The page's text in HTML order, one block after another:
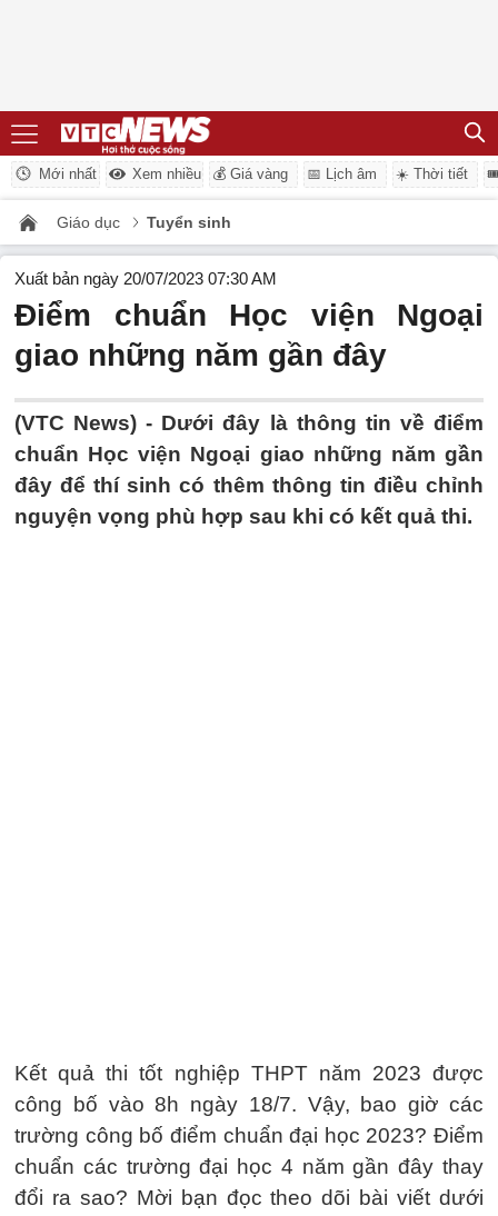
Mới nhất Xem nhiều 💰 Giá vàng 📅 Lịch âm ☀️ Thời tiết
Giáo dục Tuyển sinh
Xuất bản ngày 20/07/2023 07:30 AM
Điểm chuẩn Học viện Ngoại
giao những năm gần đây
(VTC News) - Dưới đây là thông tin về điểm
chuẩn Học viện Ngoại giao những năm gần
đây để thí sinh có thêm thông tin điều chỉnh
nguyện vọng phù hợp sau khi có kết quả thi.
Kết quả thi tốt nghiệp THPT năm 2023 được
công bố vào 8h ngày 18/7. Vậy, bao giờ các
trường công bố điểm chuẩn đại học 2023? Điểm
chuẩn các trường đại học 4 năm gần đây thay
đổi ra sao? Mời bạn đọc theo dõi bài viết dưới